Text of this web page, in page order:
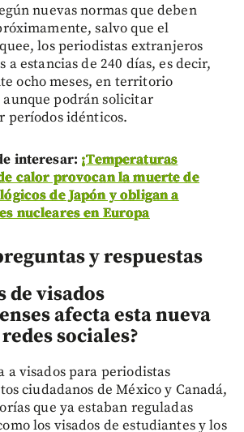
nuevas normas que deben
salvo que el
los periodistas extranjeros
estancias de 240 días, es decir,
ocho meses, en territorio
podrán solicitar
períodos idénticos.
interesar: ¡Temperaturas
calor provocan la muerte de
de Japón y obligan a
nucleares en Europa
y respuestas
de visados
afecta esta nueva
sociales?
a visados para periodistas
ciudadanos de México y Canadá,
que ya estaban reguladas
los visados de estudiantes y los